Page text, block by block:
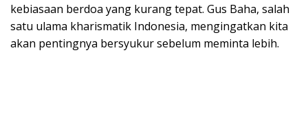
kebiasaan berdoa yang kurang tepat. Gus Baha, salah
satu ulama kharismatik Indonesia, mengingatkan kita
akan pentingnya bersyukur sebelum meminta lebih.